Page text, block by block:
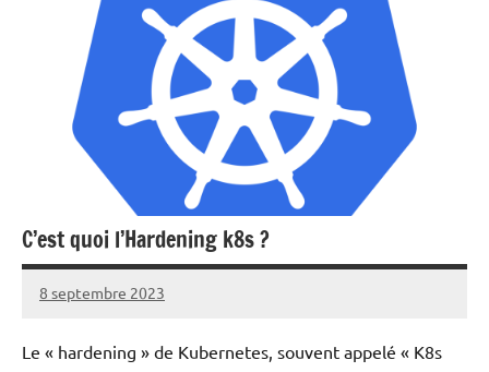
C’est quoi l’Hardening k8s ?
8 septembre 2023
nohackme
Aucun
Le « hardening » de Kubernetes, souvent appelé « K8s